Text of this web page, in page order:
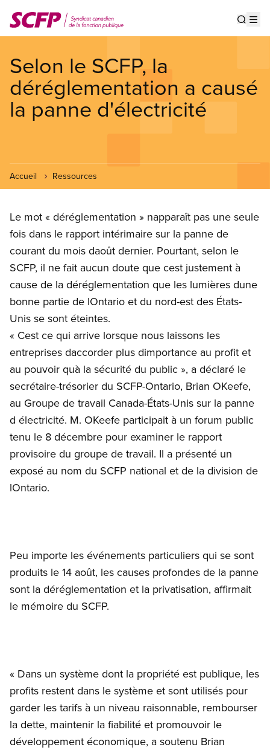
au
contenu
Selon le SCFP, la
déréglementation a causé
la panne d'électricité
Accueil Ressources
Le mot « déréglementation » napparaît pas une seule
fois dans le rapport intérimaire sur la panne de
courant du mois daoût dernier. Pourtant, selon le
SCFP, il ne fait aucun doute que cest justement à
cause de la déréglementation que les lumières dune
bonne partie de lOntario et du nord-est des États-
Unis se sont éteintes.
« Cest ce qui arrive lorsque nous laissons les
entreprises daccorder plus dimportance au profit et
au pouvoir quà la sécurité du public », a déclaré le
secrétaire-trésorier du SCFP-Ontario, Brian OKeefe,
au Groupe de travail Canada-États-Unis sur la panne
d électricité. M. OKeefe participait à un forum public
tenu le 8 décembre pour examiner le rapport
provisoire du groupe de travail. Il a présenté un
exposé au nom du SCFP national et de la division de
lOntario.
Peu importe les événements particuliers qui se sont
produits le 14 août, les causes profondes de la panne
sont la déréglementation et la privatisation, affirmait
le mémoire du SCFP.
« Dans un système dont la propriété est publique, les
profits restent dans le système et sont utilisés pour
garder les tarifs à un niveau raisonnable, rembourser
la dette, maintenir la fiabilité et promouvoir le
développement économique, a soutenu Brian